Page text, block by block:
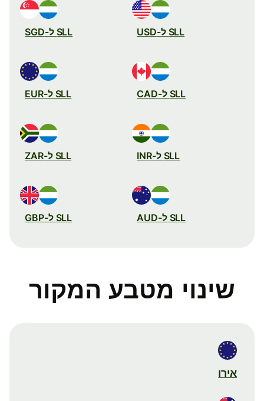
SLL ל-USD SLL ל-SGD
SLL ל-CAD SLL ל-EUR
SLL ל-INR SLL ל-ZAR
SLL ל-AUD SLL ל-GBP
שינוי מטבע המקור
אירו